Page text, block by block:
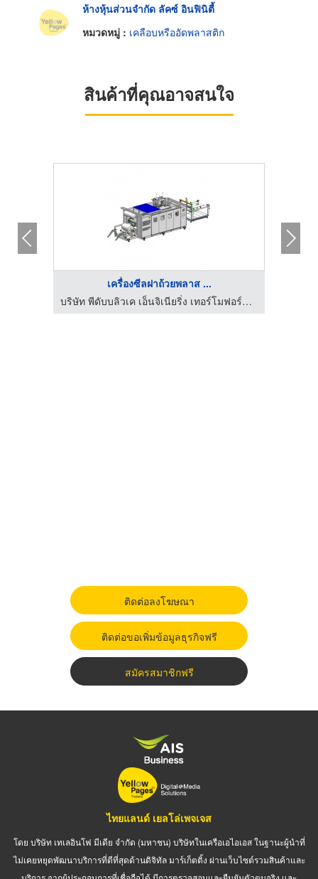
ห้างหุ้นส่วนจำกัด ลัคซ์ อินฟินิตี้
หมวดหมู่ : เคลือบหรืออัดพลาสติก
สินค้าที่คุณอาจสนใจ
เครื่องซีลฝาถ้วยพลาส ...
บริษัท พีดับบลิวเค เอ็นจิเนียริ่ง เทอร์โมฟอร์มเมอร์ จำกัด
ติดต่อลงโฆษณา
ติดต่อขอเพิ่มข้อมูลธุรกิจฟรี
สมัครสมาชิกฟรี
ไทยแลนด์ เยลโล่เพจเจส
โดย บริษัท เทเลอินโฟ มีเดีย จำกัด (มหาชน) บริษัทในเครือเอไอเอส ในฐานะผู้นำที่
ไม่เคยหยุดพัฒนาบริการที่ดีที่สุดด้านดิจิทัล มาร์เก็ตติ้ง ผ่านเว็บไซต์รวมสินค้าและ